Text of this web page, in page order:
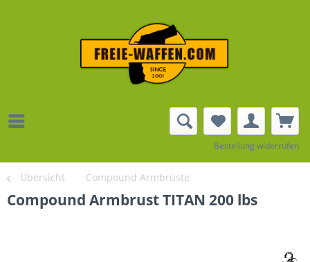
Bestellung widerrufen
Übersicht Compound Armbrüste
Compound Armbrust TITAN 200 lbs